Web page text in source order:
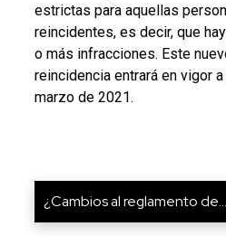
estrictas para aquellas
reincidentes, es decir, que
o más infracciones. Este
reincidencia entrará en vigor
marzo de 2021.
¿Cambios al reglamento de...